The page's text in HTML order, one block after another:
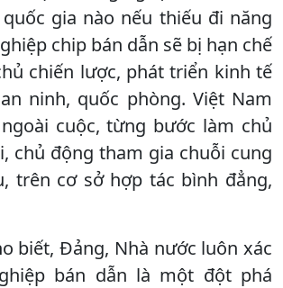
gia nào nếu thiếu đi năng
chip bán dẫn sẽ bị hạn chế
chiến lược, phát triển kinh tế
ninh, quốc phòng. Việt Nam
cuộc, từng bước làm chủ
chủ động tham gia chuỗi cung
trên cơ sở hợp tác bình đẳng,
biết, Đảng, Nhà nước luôn xác
bán dẫn là một đột phá